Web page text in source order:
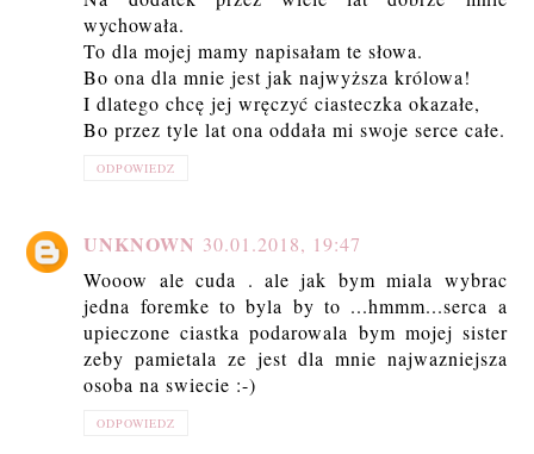
wychowała.
To dla mojej mamy napisałam te słowa.
Bo ona dla mnie jest jak najwyższa królowa!
I dlatego chcę jej wręczyć ciasteczka okazałe,
Bo przez tyle lat ona oddała mi swoje serce całe.
ODPOWIEDZ
UNKNOWN 30.01.2018, 19:47
Wooow ale cuda . ale jak bym miala wybrac
jedna foremke to byla by to ...hmmm...serca a
upieczone ciastka podarowala bym mojej sister
zeby pamietala ze jest dla mnie najwazniejsza
osoba na swiecie :-)
ODPOWIEDZ